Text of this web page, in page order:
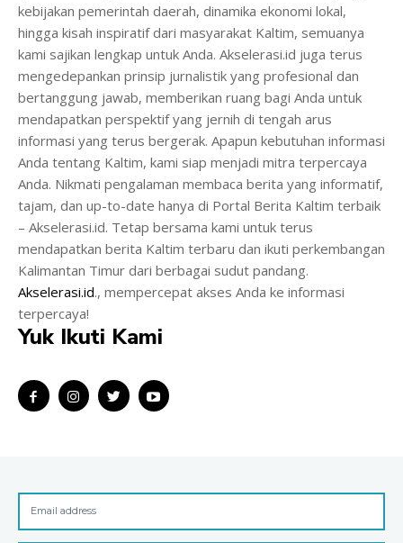
kebijakan pemerintah daerah, dinamika ekonomi lokal,
hingga kisah inspiratif dari masyarakat Kaltim, semuanya
kami sajikan lengkap untuk Anda. Akselerasi.id juga terus
mengedepankan prinsip jurnalistik yang profesional dan
bertanggung jawab, memberikan ruang bagi Anda untuk
mendapatkan perspektif yang jernih di tengah arus
informasi yang terus bergerak. Apapun kebutuhan informasi
Anda tentang Kaltim, kami siap menjadi mitra terpercaya
Anda. Nikmati pengalaman membaca berita yang informatif,
tajam, dan up-to-date hanya di Portal Berita Kaltim terbaik
– Akselerasi.id. Tetap bersama kami untuk terus
mendapatkan berita Kaltim terbaru dan ikuti perkembangan
Kalimantan Timur dari berbagai sudut pandang.
Akselerasi.id., mempercepat akses Anda ke informasi
terpercaya!
Yuk Ikuti Kami